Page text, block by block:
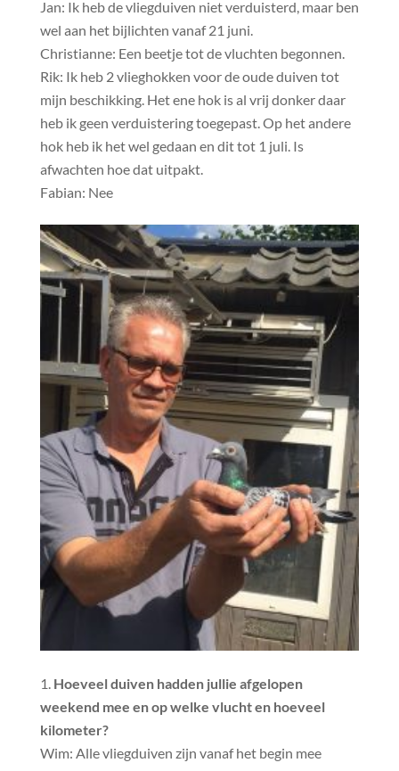
Jan: Ik heb de vliegduiven niet verduisterd, maar ben
wel aan het bijlichten vanaf 21 juni.
Christianne: Een beetje tot de vluchten begonnen.
Rik: Ik heb 2 vlieghokken voor de oude duiven tot
mijn beschikking. Het ene hok is al vrij donker daar
heb ik geen verduistering toegepast. Op het andere
hok heb ik het wel gedaan en dit tot 1 juli. Is
afwachten hoe dat uitpakt.
Fabian: Nee
Hoeveel duiven hadden jullie afgelopen
weekend mee en op welke vlucht en hoeveel
kilometer?
Wim: Alle vliegduiven zijn vanaf het begin mee